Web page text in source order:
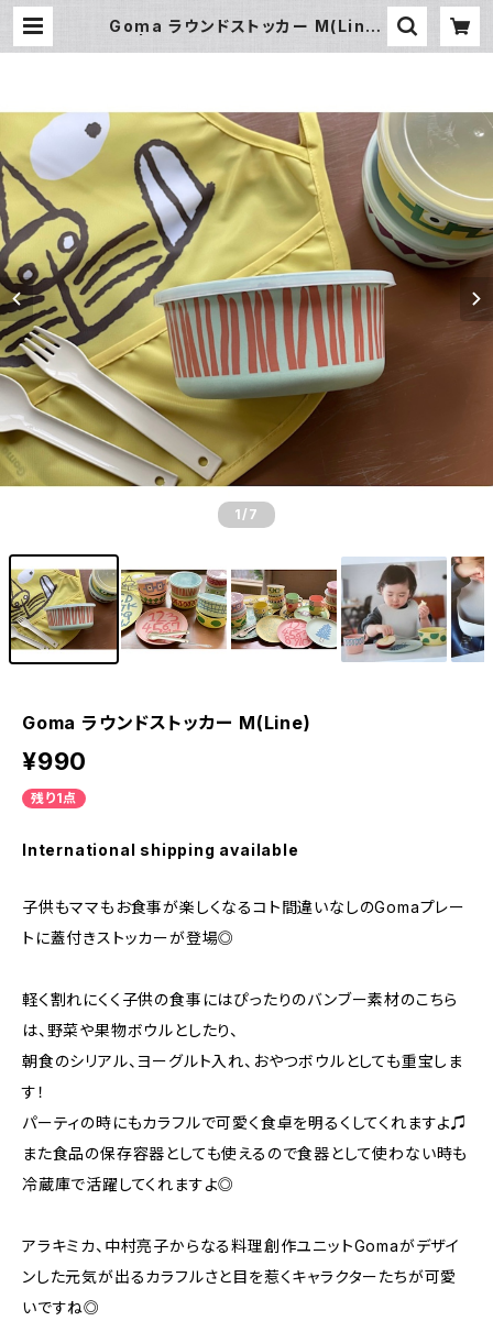
Goma ラウンドストッカー M(Line)
1 /7
Goma ラウンドストッカー M(Line)
¥990
残り1点
International shipping available
子供もママもお食事が楽しくなるコト間違いなしのGomaプレー
トに蓋付きストッカーが登場◎
軽く割れにくく子供の食事にはぴったりのバンブー素材のこちら
は、野菜や果物ボウルとしたり、
朝食のシリアル、ヨーグルト入れ、おやつボウルとしても重宝しま
す！
パーティの時にもカラフルで可愛く食卓を明るくしてくれますよ♫
また食品の保存容器としても使えるので食器として使わない時も
冷蔵庫で活躍してくれますよ◎
アラキミカ、中村亮子からなる料理創作ユニットGomaがデザイ
ンした元気が出るカラフルさと目を惹くキャラクターたちが可愛
いですね◎